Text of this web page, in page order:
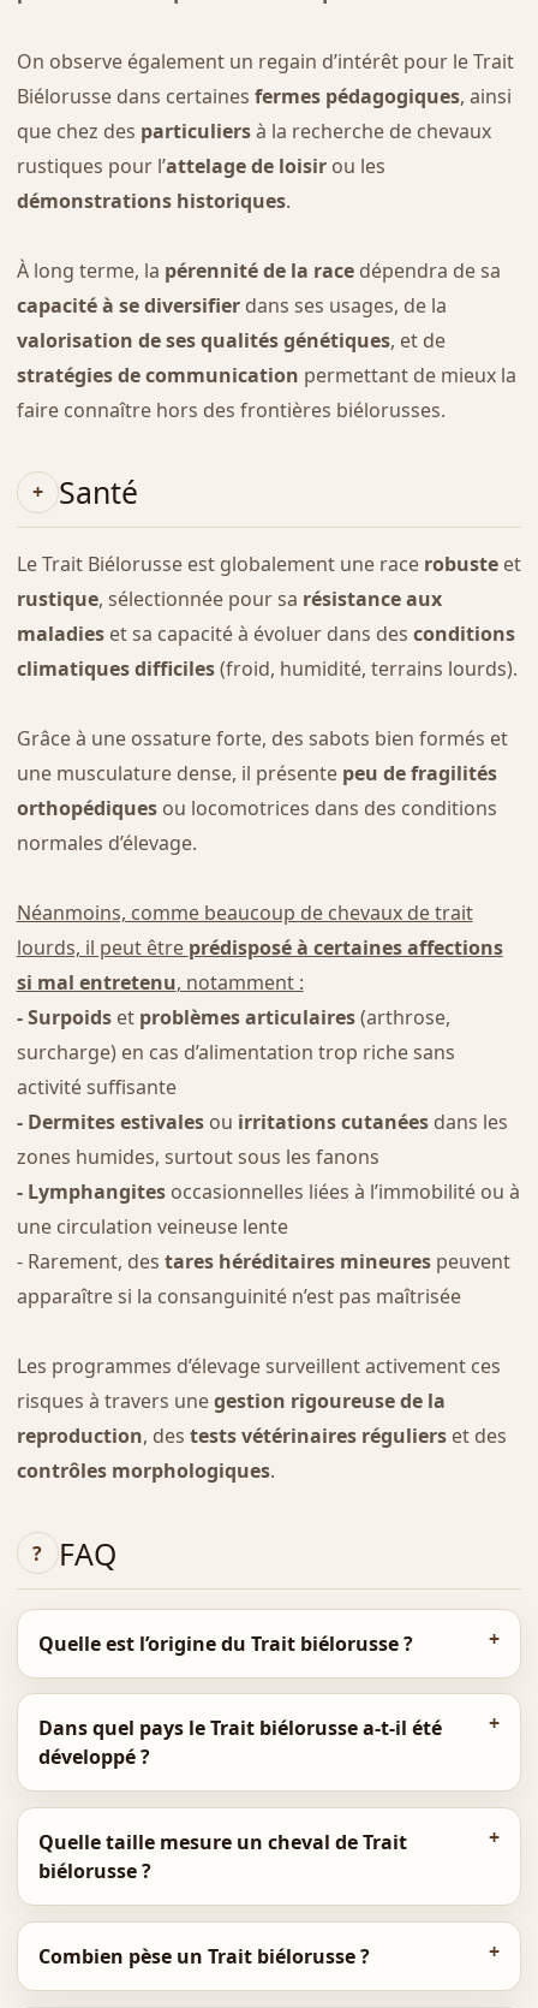
On observe également un regain d’intérêt pour le Trait
Biélorusse dans certaines fermes pédagogiques, ainsi
que chez des particuliersà la recherche de chevaux
rustiques pour l’attelage de loisirou les
démonstrations historiques.
À long terme, la pérennité de la racedépendra de sa
capacité à se diversifierdans ses usages, de la
valorisation de ses qualités génétiques, et de
stratégies de communication permettant de mieux la
faire connaître hors des frontières biélorusses.
Santé
Le Trait Biélorusse est globalement une race robusteet
rustique, sélectionnée pour sa résistance aux
maladieset sa capacité à évoluer dans des conditions
climatiques difficiles(froid, humidité, terrains lourds).
Grâce à une ossature forte, des sabots bien formés et
une musculature dense, il présente peu de fragilités
orthopédiquesou locomotrices dans des conditions
normales d’élevage.
Néanmoins, comme beaucoup de chevaux de trait
lourds, il peut être prédisposé à certaines affections
si mal entretenu, notamment :
- Surpoidset problèmes articulaires(arthrose,
surcharge) en cas d’alimentation trop riche sans
activité suffisante
- Dermites estivalesou irritations cutanéesdans les
zones humides, surtout sous les fanons
- Lymphangitesoccasionnelles liées à l’immobilité ou à
une circulation veineuse lente
- Rarement, des tares héréditaires mineurespeuvent
apparaître si la consanguinité n’est pas maîtrisée
Les programmes d’élevage surveillent activement ces
risques à travers unegestion rigoureuse de la
reproduction, des tests vétérinaires régulierset des
contrôles morphologiques.
FAQ
Quelle est l’origine du Trait biélorusse ?
Dans quel pays le Trait biélorusse a-t-il été
développé ?
Quelle taille mesure un cheval de Trait
biélorusse ?
Combien pèse un Trait biélorusse ?